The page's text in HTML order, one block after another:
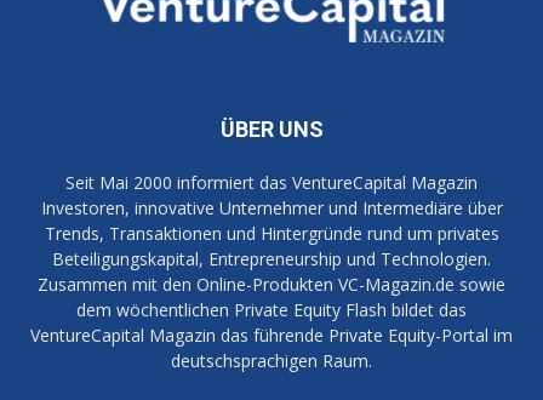
ÜBER UNS
Seit Mai 2000 informiert das VentureCapital Magazin
Investoren, innovative Unternehmer und Intermediäre über
Trends, Transaktionen und Hintergründe rund um privates
Beteiligungskapital, Entrepreneurship und Technologien.
Zusammen mit den Online-Produkten VC-Magazin.de sowie
dem wöchentlichen Private Equity Flash bildet das
VentureCapital Magazin das führende Private Equity-Portal im
deutschsprachigen Raum.